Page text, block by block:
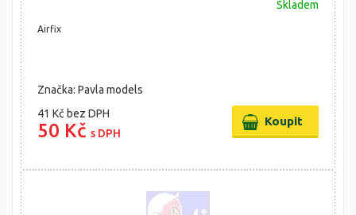
Skladem
Airfix
Značka: Pavla models
41 Kč bez DPH
50 Kč s DPH